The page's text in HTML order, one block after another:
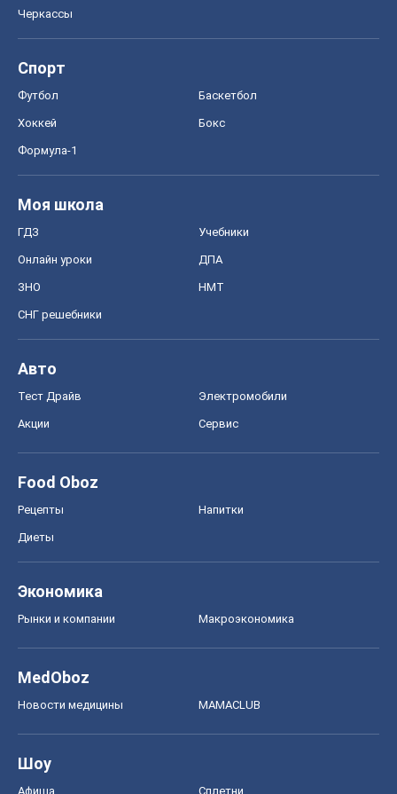
Черкассы
Спорт
Футбол Баскетбол
Хоккей Бокс
Формула-1
Моя школа
ГДЗ Учебники
Онлайн уроки ДПА
ЗНО НМТ
СНГ решебники
Авто
Тест Драйв Электромобили
Акции Сервис
Food Oboz
Рецепты Напитки
Диеты
Экономика
Рынки и компании Mакроэкономика
MedOboz
Новости медицины MAMACLUB
Шоу
Афиша Сплетни